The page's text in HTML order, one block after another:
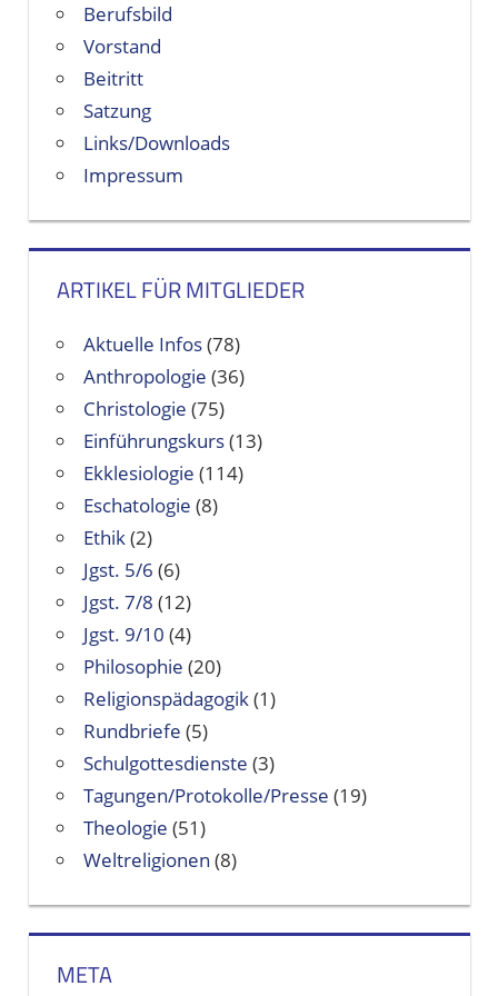
Berufsbild
Vorstand
Beitritt
Satzung
Links/Downloads
Impressum
ARTIKEL FÜR MITGLIEDER
Aktuelle Infos(78)
Anthropologie (36)
Christologie (75)
Einführungskurs(13)
Ekklesiologie (114)
Eschatologie (8)
Ethik(2)
Jgst. 5/6 (6)
Jgst. 7/8 (12)
Jgst. 9/10 (4)
Philosophie (20)
Religionspädagogik(1)
Rundbriefe (5)
Schulgottesdienste (3)
Tagungen/Protokolle/Presse (19)
Theologie (51)
Weltreligionen (8)
META